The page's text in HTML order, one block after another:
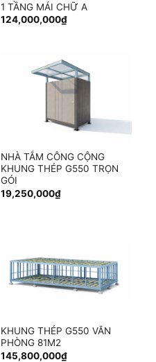
1 TẦNG MÁI CHỮ A
124,000,000₫
NHÀ TẮM CÔNG CỘNG
KHUNG THÉP G550 TRỌN
GÓI
19,250,000₫
KHUNG THÉP G550 VĂN
PHÒNG 81M2
145,800,000₫